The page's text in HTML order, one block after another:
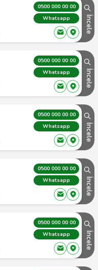
0500 000 00 00
Whatsapp
İncele
0500 000 00 00
Whatsapp
İncele
0500 000 00 00
Whatsapp
İncele
0500 000 00 00
Whatsapp
İncele
0500 000 00 00
Whatsapp
İncele